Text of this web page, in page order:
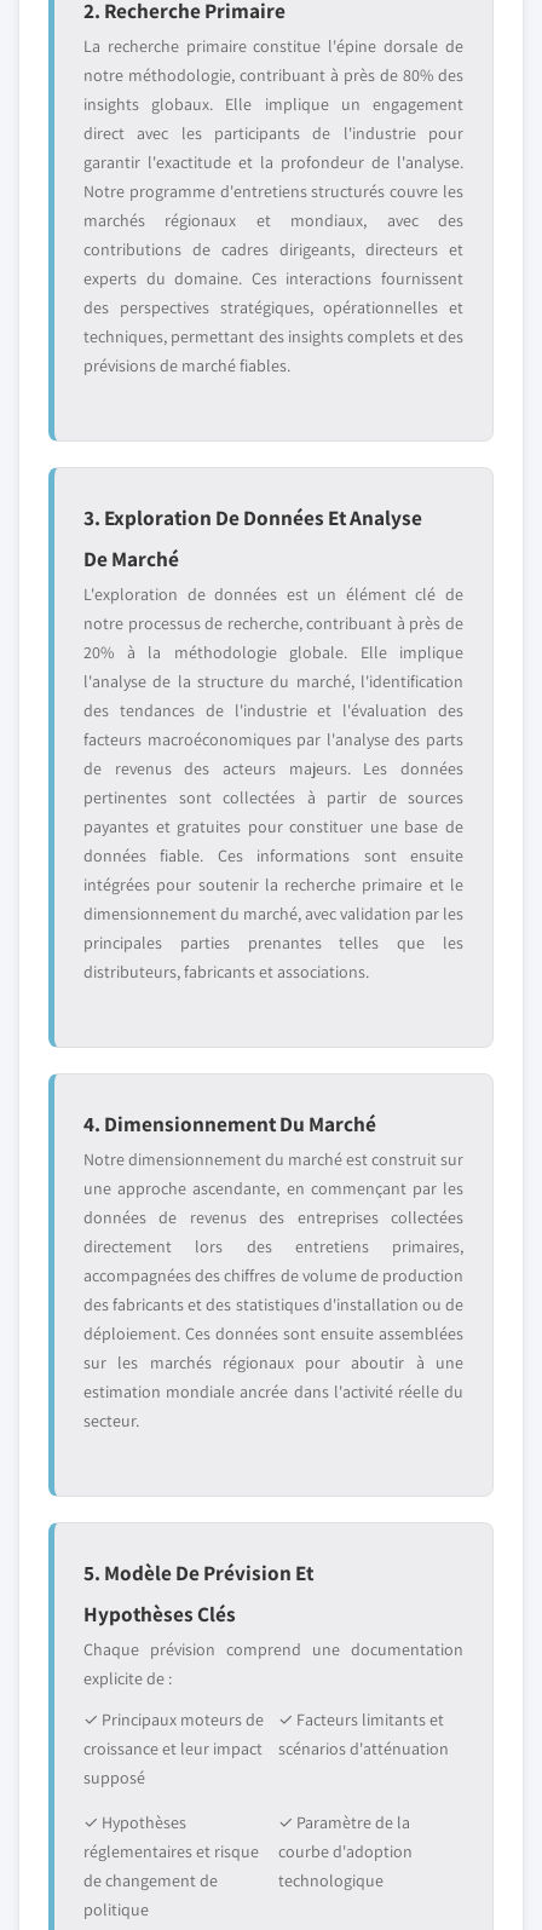
2. Recherche Primaire
La recherche primaire constitue l'épine dorsale de
notre méthodologie, contribuant à près de 80% des
insights globaux. Elle implique un engagement
direct avec les participants de l'industrie pour
garantir l'exactitude et la profondeur de l'analyse.
Notre programme d'entretiens structurés couvre les
marchés régionaux et mondiaux, avec des
contributions de cadres dirigeants, directeurs et
experts du domaine. Ces interactions fournissent
des perspectives stratégiques, opérationnelles et
techniques, permettant des insights complets et des
prévisions de marché fiables.
3. Exploration De Données Et Analyse
De Marché
L'exploration de données est un élément clé de
notre processus de recherche, contribuant à près de
20% à la méthodologie globale. Elle implique
l'analyse de la structure du marché, l'identification
des tendances de l'industrie et l'évaluation des
facteurs macroéconomiques par l'analyse des parts
de revenus des acteurs majeurs. Les données
pertinentes sont collectées à partir de sources
payantes et gratuites pour constituer une base de
données fiable. Ces informations sont ensuite
intégrées pour soutenir la recherche primaire et le
dimensionnement du marché, avec validation par les
principales parties prenantes telles que les
distributeurs, fabricants et associations.
4. Dimensionnement Du Marché
Notre dimensionnement du marché est construit sur
une approche ascendante, en commençant par les
données de revenus des entreprises collectées
directement lors des entretiens primaires,
accompagnées des chiffres de volume de production
des fabricants et des statistiques d'installation ou de
déploiement. Ces données sont ensuite assemblées
sur les marchés régionaux pour aboutir à une
estimation mondiale ancrée dans l'activité réelle du
secteur.
5. Modèle De Prévision Et
Hypothèses Clés
Chaque prévision comprend une documentation
explicite de :
✓ Principaux moteurs de
croissance et leur impact
supposé
✓ Facteurs limitants et
scénarios d'atténuation
✓ Hypothèses
réglementaires et risque
de changement de
politique
✓ Paramètre de la
courbe d'adoption
technologique